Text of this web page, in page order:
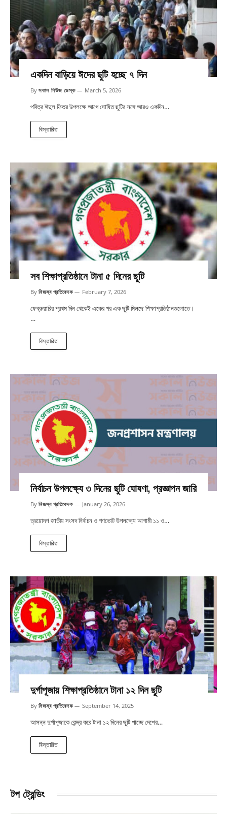
একদিন বাড়িয়ে ঈদের ছুটি হচ্ছে ৭ দিন
By সকাল নিউজ ডেস্ক March 5, 2026
পবিত্র ঈদুল ফিতর উপলক্ষে আগে ঘোষিত ছুটির সঙ্গে আরও একদিন…
বিস্তারিত
সব শিক্ষাপ্রতিষ্ঠানে টানা ৫ দিনের ছুটি
By নিজস্ব প্রতিবেদক February 7, 2026
ফেব্রুয়ারির প্রথম দিন থেকেই একের পর এক ছুটি মিলছে শিক্ষাপ্রতিষ্ঠানগুলোতে।
…
বিস্তারিত
নির্বাচন উপলক্ষ্যে ৩ দিনের ছুটি ঘোষণা, প্রজ্ঞাপন জারি
By নিজস্ব প্রতিবেদক January 26, 2026
ত্রয়োদশ জাতীয় সংসদ নির্বাচন ও গণভোট উপলক্ষ্যে আগামী ১১ ও…
বিস্তারিত
দুর্গাপূজায় শিক্ষাপ্রতিষ্ঠানে টানা ১২ দিন ছুটি
By নিজস্ব প্রতিবেদক September 14, 2025
আসন্ন দুর্গাপূজাকে কেন্দ্র করে টানা ১২ দিনের ছুটি পাচ্ছে দেশের…
বিস্তারিত
টপ ট্রেন্ডিং